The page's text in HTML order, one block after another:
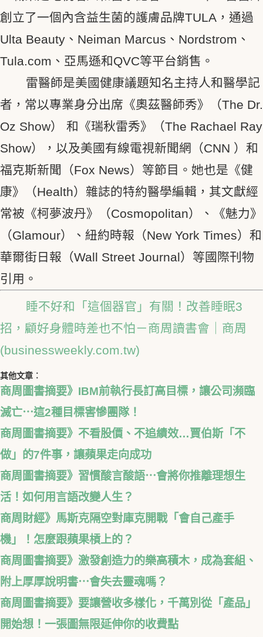
創立了一個內含益生菌的護膚品牌TULA，通過
Ulta Beauty、Neiman Marcus、Nordstrom、
Tula.com、亞馬遜和QVC等平台銷售。
雷醫師是美國健康議題知名主持人和醫學記
者，常以專業身分出席《奧茲醫師秀》（The Dr.
Oz Show） 和《瑞秋雷秀》（The Rachael Ray
Show），以及美國有線電視新聞網（CNN ）和
福克斯新聞（Fox News）等節目。她也是《健
康》（Health）雜誌的特約醫學編輯，其文獻經
常被《柯夢波丹》（Cosmopolitan）、《魅力》
（Glamour）、紐約時報（New York Times）和
華爾街日報（Wall Street Journal）等國際刊物
引用。
睡不好和「這個器官」有關！改善睡眠3
招，顧好身體時差也不怕－商周讀書會｜商周
(businessweekly.com.tw)
其他文章︰
商周圖書摘要》IBM前執行長訂高目標，讓公司瀕臨
滅亡⋯這2種目標害慘團隊！
商周圖書摘要》不看股價、不追績效…賈伯斯「不
做」的7件事，讓蘋果走向成功
商周圖書摘要》習慣酸言酸語⋯會將你推離理想生
活！如何用言語改變人生？
商周財經》馬斯克隔空對庫克開戰「會自己產手
機」！怎麼跟蘋果槓上的？
商周圖書摘要》激發創造力的樂高積木，成為套組、
附上厚厚說明書⋯會失去靈魂嗎？
商周圖書摘要》要讓營收多樣化，千萬別從「產品」
開始想！一張圖無限延伸你的收費點